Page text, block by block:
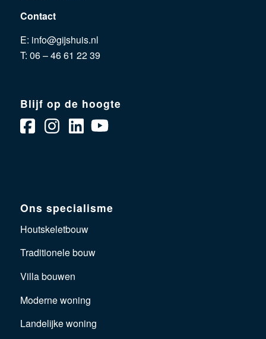
Contact
E: info@gijshuis.nl
T: 06 – 46 61 22 39
Blijf op de hoogte
Ons specialisme
Houtskeletbouw
Traditionele bouw
Villa bouwen
Moderne woning
Landelijke woning